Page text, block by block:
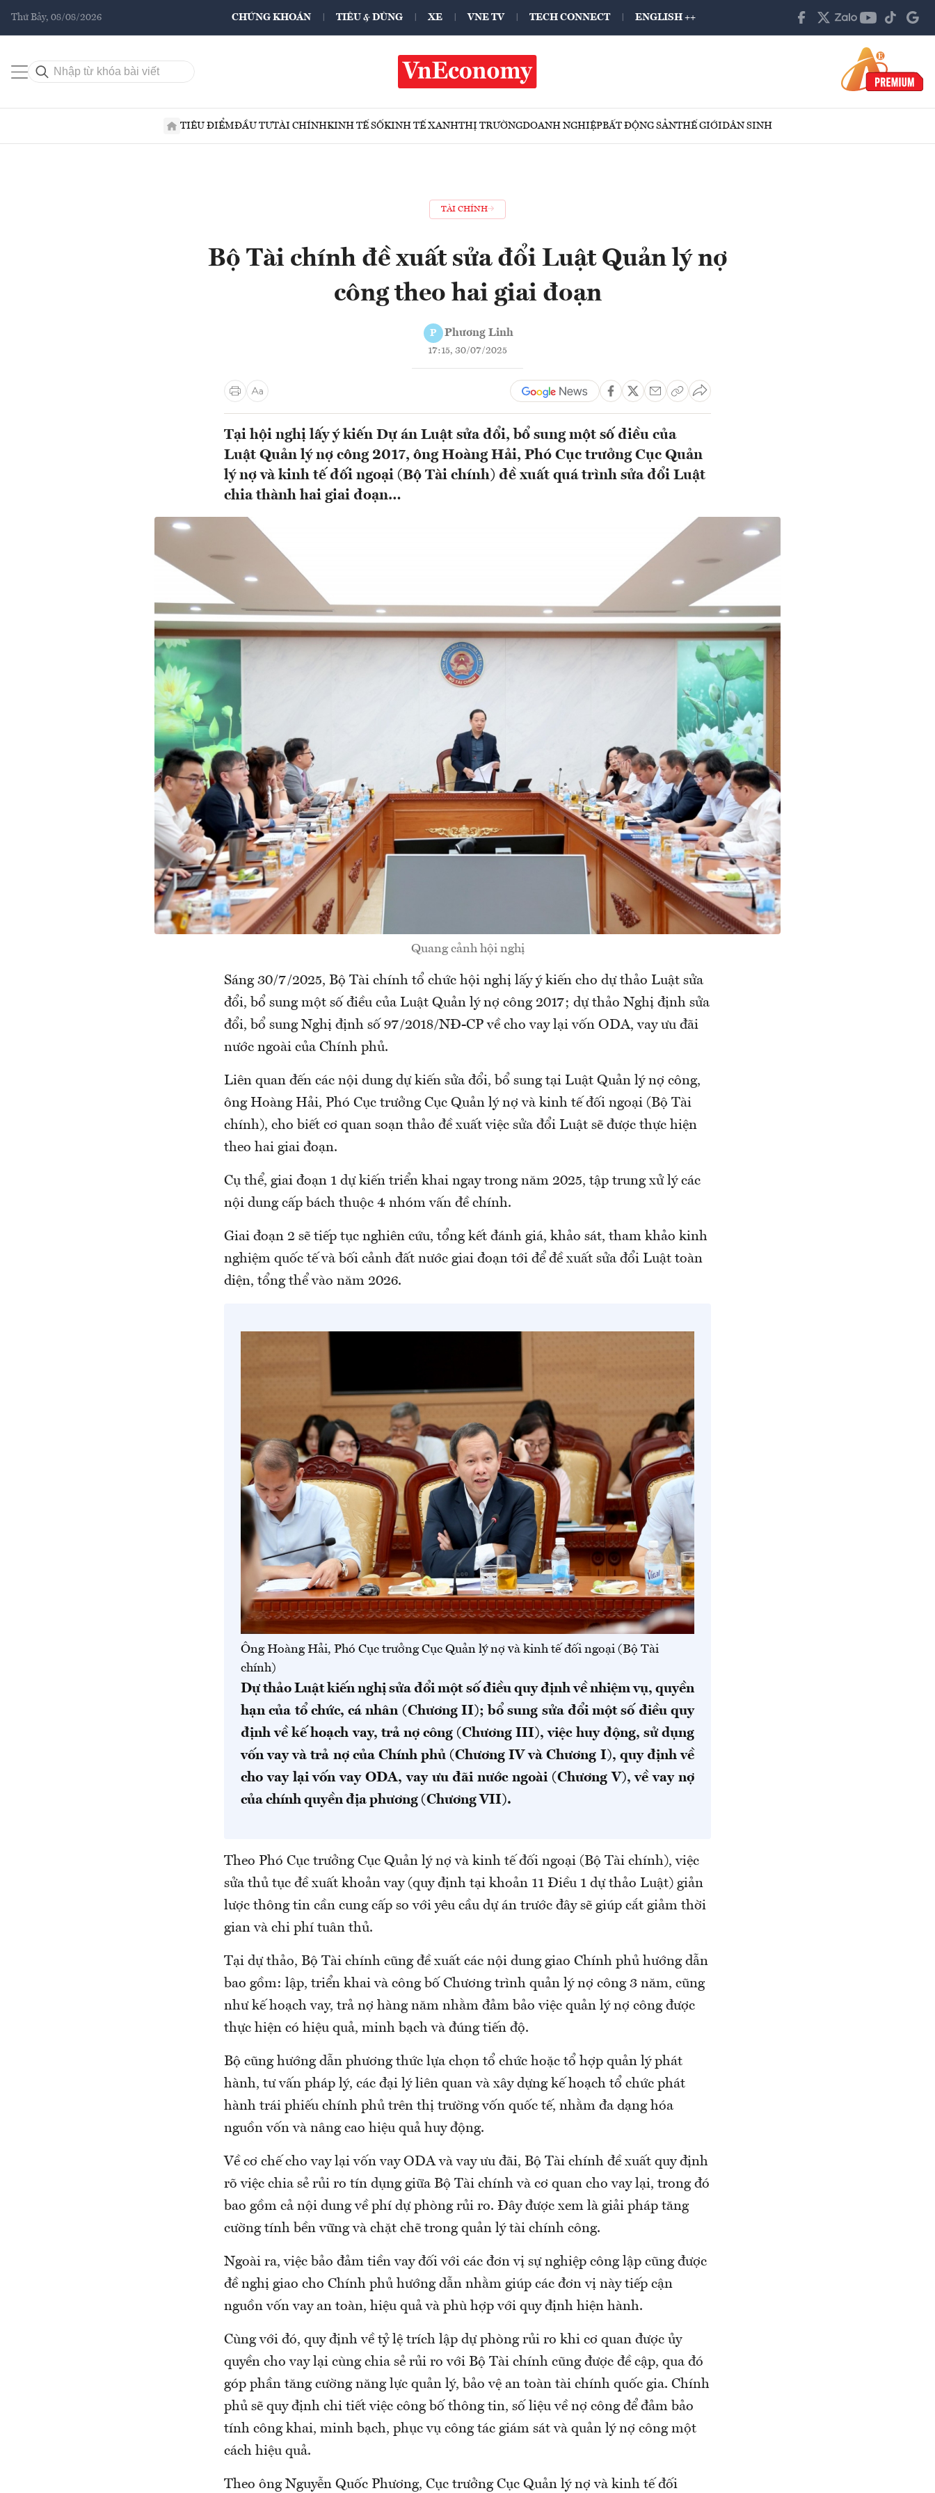
Thứ Bảy, 08/08/2026 CHỨNG KHOÁN TIÊU & DÙNG XE VNE TV TECH CONNECT ENGLISH ++
TIÊU ĐIỂMĐẦU TƯTÀI CHÍNHKINH TẾ SỐKINH TẾ XANHTHỊ TRƯỜNGDOANH NGHIỆPBẤT ĐỘNG SẢNTHẾ GIỚIDÂN SINH
TÀI CHÍNH
Bộ Tài chính đề xuất sửa đổi Luật Quản lý nợ
công theo hai giai đoạn
P Phương Linh
17:15, 30/07/2025
Tại hội nghị lấy ý kiến Dự án Luật sửa đổi, bổ sung một số điều của
Luật Quản lý nợ công 2017, ông Hoàng Hải, Phó Cục trưởng Cục Quản
lý nợ và kinh tế đối ngoại (Bộ Tài chính) đề xuất quá trình sửa đổi Luật
chia thành hai giai đoạn…
Quang cảnh hội nghị
Sáng 30/7/2025, Bộ Tài chính tổ chức hội nghị lấy ý kiến cho dự thảo Luật sửa
đổi, bổ sung một số điều của Luật Quản lý nợ công 2017; dự thảo Nghị định sửa
đổi, bổ sung Nghị định số 97/2018/NĐ-CP về cho vay lại vốn ODA, vay ưu đãi
nước ngoài của Chính phủ.
Liên quan đến các nội dung dự kiến sửa đổi, bổ sung tại Luật Quản lý nợ công,
ông Hoàng Hải, Phó Cục trưởng Cục Quản lý nợ và kinh tế đối ngoại (Bộ Tài
chính), cho biết cơ quan soạn thảo đề xuất việc sửa đổi Luật sẽ được thực hiện
theo hai giai đoạn.
Cụ thể, giai đoạn 1 dự kiến triển khai ngay trong năm 2025, tập trung xử lý các
nội dung cấp bách thuộc 4 nhóm vấn đề chính.
Giai đoạn 2 sẽ tiếp tục nghiên cứu, tổng kết đánh giá, khảo sát, tham khảo kinh
nghiệm quốc tế và bối cảnh đất nước giai đoạn tới để đề xuất sửa đổi Luật toàn
diện, tổng thể vào năm 2026.
Ông Hoàng Hải, Phó Cục trưởng Cục Quản lý nợ và kinh tế đối ngoại (Bộ Tài
chính)
Dự thảo Luật kiến nghị sửa đổi một số điều quy định về nhiệm vụ, quyền
hạn của tổ chức, cá nhân (Chương II); bổ sung sửa đổi một số điều quy
định về kế hoạch vay, trả nợ công (Chương III), việc huy động, sử dụng
vốn vay và trả nợ của Chính phủ (Chương IV và Chương I), quy định về
cho vay lại vốn vay ODA, vay ưu đãi nước ngoài (Chương V), về vay nợ
của chính quyền địa phương (Chương VII).
Theo Phó Cục trưởng Cục Quản lý nợ và kinh tế đối ngoại (Bộ Tài chính), việc
sửa thủ tục đề xuất khoản vay (quy định tại khoản 11 Điều 1 dự thảo Luật) giản
lược thông tin cần cung cấp so với yêu cầu dự án trước đây sẽ giúp cắt giảm thời
gian và chi phí tuân thủ.
Tại dự thảo, Bộ Tài chính cũng đề xuất các nội dung giao Chính phủ hướng dẫn
bao gồm: lập, triển khai và công bố Chương trình quản lý nợ công 3 năm, cũng
như kế hoạch vay, trả nợ hàng năm nhằm đảm bảo việc quản lý nợ công được
thực hiện có hiệu quả, minh bạch và đúng tiến độ.
Bộ cũng hướng dẫn phương thức lựa chọn tổ chức hoặc tổ hợp quản lý phát
hành, tư vấn pháp lý, các đại lý liên quan và xây dựng kế hoạch tổ chức phát
hành trái phiếu chính phủ trên thị trường vốn quốc tế, nhằm đa dạng hóa
nguồn vốn và nâng cao hiệu quả huy động.
Về cơ chế cho vay lại vốn vay ODA và vay ưu đãi, Bộ Tài chính đề xuất quy định
rõ việc chia sẻ rủi ro tín dụng giữa Bộ Tài chính và cơ quan cho vay lại, trong đó
bao gồm cả nội dung về phí dự phòng rủi ro. Đây được xem là giải pháp tăng
cường tính bền vững và chặt chẽ trong quản lý tài chính công.
Ngoài ra, việc bảo đảm tiền vay đối với các đơn vị sự nghiệp công lập cũng được
đề nghị giao cho Chính phủ hướng dẫn nhằm giúp các đơn vị này tiếp cận
nguồn vốn vay an toàn, hiệu quả và phù hợp với quy định hiện hành.
Cùng với đó, quy định về tỷ lệ trích lập dự phòng rủi ro khi cơ quan được ủy
quyền cho vay lại cùng chia sẻ rủi ro với Bộ Tài chính cũng được đề cập, qua đó
góp phần tăng cường năng lực quản lý, bảo vệ an toàn tài chính quốc gia. Chính
phủ sẽ quy định chi tiết việc công bố thông tin, số liệu về nợ công để đảm bảo
tính công khai, minh bạch, phục vụ công tác giám sát và quản lý nợ công một
cách hiệu quả.
Theo ông Nguyễn Quốc Phương, Cục trưởng Cục Quản lý nợ và kinh tế đối